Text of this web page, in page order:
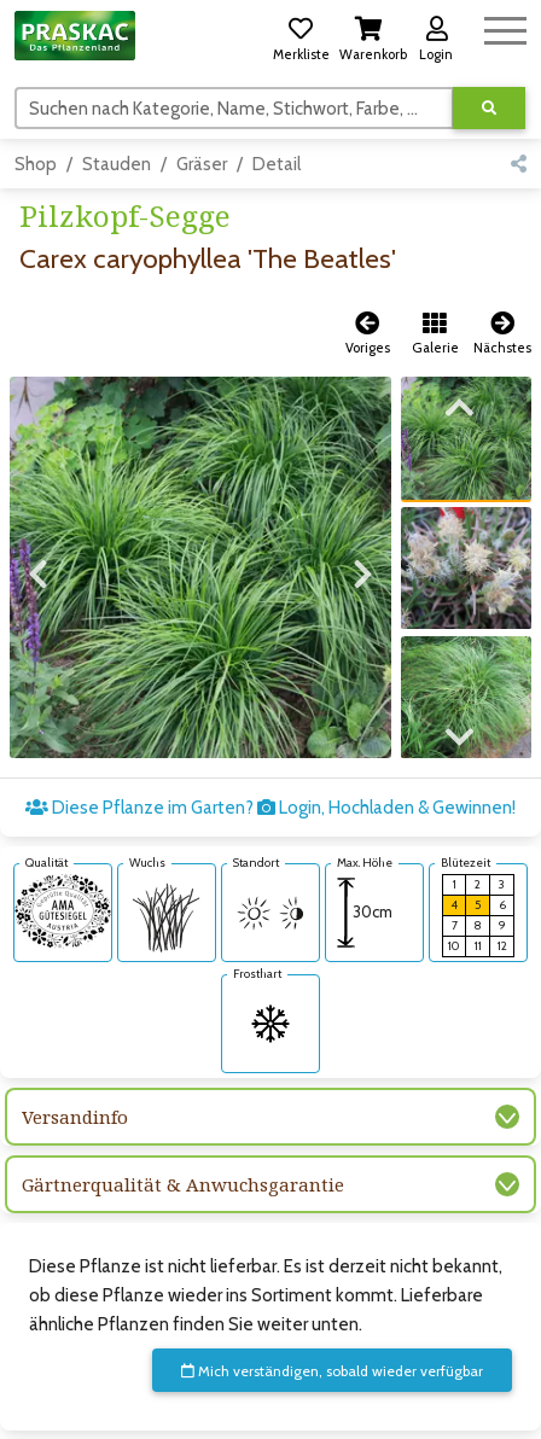
Merkliste Warenkorb Login
Suchen nach Kategorie, Name, Stichwort, Farbe, usw.
Shop Stauden Gräser Detail
Pilzkopf-Segge
Carex caryophyllea 'The Beatles'
Voriges Galerie Nächstes
Zum vorigen Bild Zum nächsten Bild
Zum vorigen Bild
Zum nächsten Bild
Diese Pflanze im Garten? Login, Hochladen & Gewinnen!
Qualität Wuchs Standort Max. Höhe
30cm
Blütezeit
1
2
3
4
5
6
7
8
9
10
11
12
Frosthart
Versandinfo
Gärtnerqualität & Anwuchsgarantie
Diese Pflanze ist nicht lieferbar. Es ist derzeit nicht bekannt,
ob diese Pflanze wieder ins Sortiment kommt. Lieferbare
ähnliche Pflanzen finden Sie weiter unten.
Mich verständigen, sobald wieder verfügbar